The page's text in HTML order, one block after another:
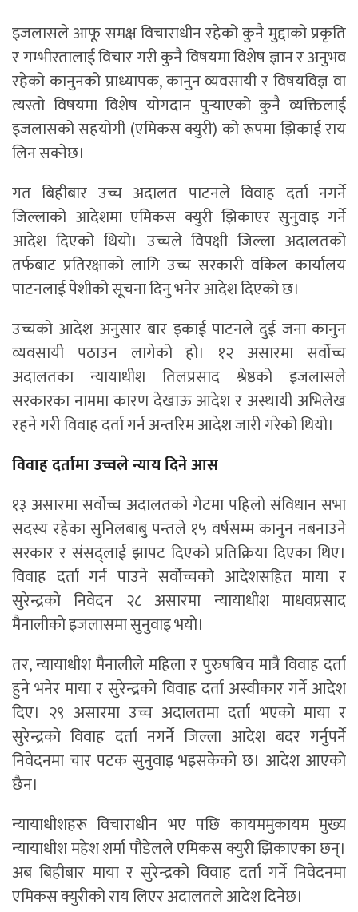
इजलासले आफू समक्ष विचाराधीन रहेको कुनै मुद्दाको प्रकृति
र गम्भीरतालाई विचार गरी कुनै विषयमा विशेष ज्ञान र अनुभव
रहेको कानुनको प्राध्यापक, कानुन व्यवसायी र विषयविज्ञ वा
त्यस्तो विषयमा विशेष योगदान पुर्‍याएको कुनै व्यक्तिलाई
इजलासको सहयोगी (एमिकस क्युरी) को रूपमा झिकाई राय
लिन सक्नेछ।
गत बिहीबार उच्च अदालत पाटनले विवाह दर्ता नगर्ने
जिल्लाको आदेशमा एमिकस क्युरी झिकाएर सुनुवाइ गर्ने
आदेश दिएको थियो। उच्चले विपक्षी जिल्ला अदालतको
तर्फबाट प्रतिरक्षाको लागि उच्च सरकारी वकिल कार्यालय
पाटनलाई पेशीको सूचना दिनु भनेर आदेश दिएको छ।
उच्चको आदेश अनुसार बार इकाई पाटनले दुई जना कानुन
व्यवसायी पठाउन लागेको हो। १२ असारमा सर्वोच्च
अदालतका न्यायाधीश तिलप्रसाद श्रेष्ठको इजलासले
सरकारका नाममा कारण देखाऊ आदेश र अस्थायी अभिलेख
रहने गरी विवाह दर्ता गर्न अन्तरिम आदेश जारी गरेको थियो।
विवाह दर्तामा उच्चले न्याय दिने आस
१३ असारमा सर्वोच्च अदालतको गेटमा पहिलो संविधान सभा
सदस्य रहेका सुनिलबाबु पन्तले १५ वर्षसम्म कानुन नबनाउने
सरकार र संसद्लाई झापट दिएको प्रतिक्रिया दिएका थिए।
विवाह दर्ता गर्न पाउने सर्वोच्चको आदेशसहित माया र
सुरेन्द्रको निवेदन २८ असारमा न्यायाधीश माधवप्रसाद
मैनालीको इजलासमा सुनुवाइ भयो।
तर, न्यायाधीश मैनालीले महिला र पुरुषबिच मात्रै विवाह दर्ता
हुने भनेर माया र सुरेन्द्रको विवाह दर्ता अस्वीकार गर्ने आदेश
दिए। २९ असारमा उच्च अदालतमा दर्ता भएको माया र
सुरेन्द्रको विवाह दर्ता नगर्ने जिल्ला आदेश बदर गर्नुपर्ने
निवेदनमा चार पटक सुनुवाइ भइसकेको छ। आदेश आएको
छैन।
न्यायाधीशहरू विचाराधीन भए पछि कायममुकायम मुख्य
न्यायाधीश महेश शर्मा पौडेलले एमिकस क्युरी झिकाएका छन्।
अब बिहीबार माया र सुरेन्द्रको विवाह दर्ता गर्ने निवेदनमा
एमिकस क्युरीको राय लिएर अदालतले आदेश दिनेछ।